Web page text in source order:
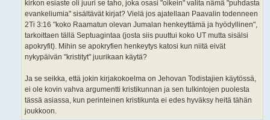
kirkon esiaste oli juuri se taho, joka osasi "oikein" valita nämä "puhdasta
evankeliumia" sisältävät kirjat? Vielä jos ajatellaan Paavalin todenneen
2Ti 3:16 "koko Raamatun olevan Jumalan henkeyttämä ja hyödyllinen",
tarkoittaen tällä Septuagintaa (josta siis puuttui koko UT mutta sisälsi
apokryfit). Mihin se apokryfien henkeytys katosi kun niitä eivät
nykypäivän "kristityt" juurikaan käytä?
Ja se seikka, että jokin kirjakokoelma on Jehovan Todistajien käytössä,
ei ole kovin vahva argumentti kristikunnan ja sen tulkintojen puolesta
tässä asiassa, kun perinteinen kristikunta ei edes hyväksy heitä tähän
joukkoon.